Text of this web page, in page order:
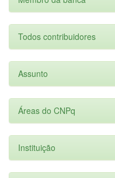
Todos contribuidores
Assunto
Áreas do CNPq
Instituição